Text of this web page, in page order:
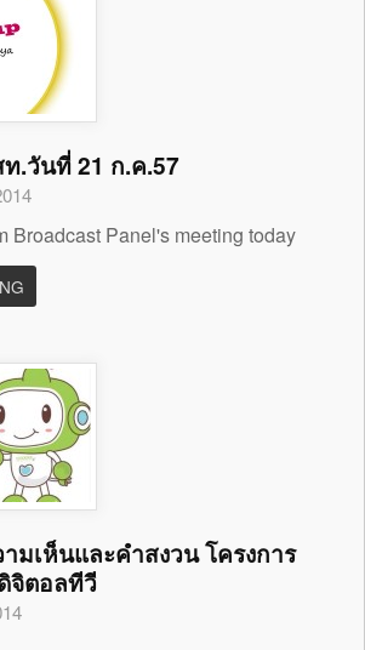
.วันที่ 21 ก.ค.57
Broadcast Panel's meeting today
มเห็นและคำสงวน โครงการ
จิตอลทีวี